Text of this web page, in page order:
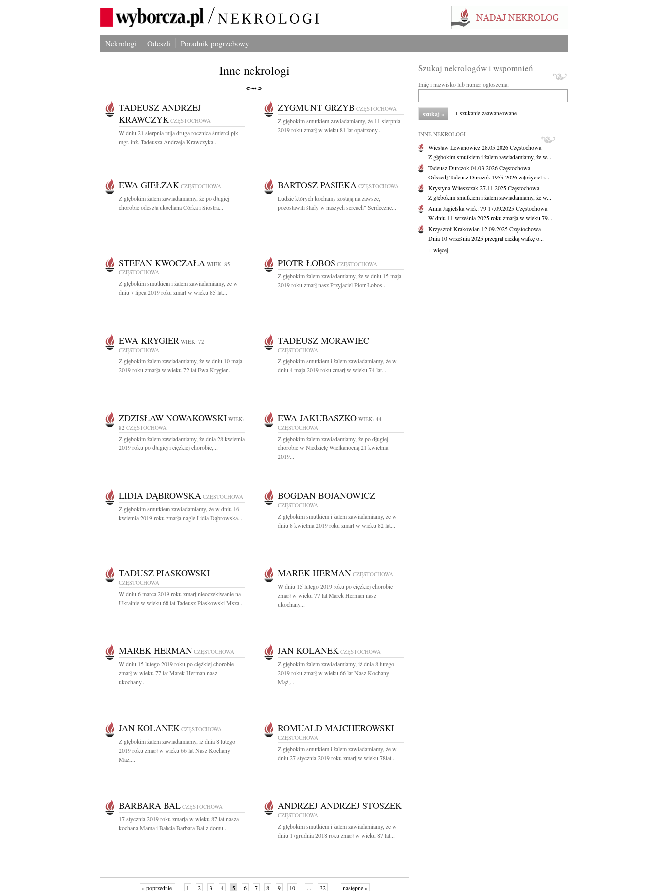
Nekrologi Odeszli Poradnik pogrzebowy
Inne nekrologi
TADEUSZ ANDRZEJ
KRAWCZYK CZĘSTOCHOWA
W dniu 21 sierpnia mija druga rocznica śmierci płk.
mgr. inż. Tadeusza Andrzeja Krawczyka...
ZYGMUNT GRZYB CZĘSTOCHOWA
Z głębokim smutkiem zawiadamiamy, że 11 sierpnia
2019 roku zmarł w wieku 81 lat opatrzony...
EWA GIEŁZAK CZĘSTOCHOWA
Z głębokim żalem zawiadamiamy, że po długiej
chorobie odeszła ukochana Córka i Siostra...
BARTOSZ PASIEKA CZĘSTOCHOWA
Ludzie których kochamy zostają na zawsze,
pozostawili ślady w naszych sercach" Serdeczne...
STEFAN KWOCZAŁA WIEK: 85
CZĘSTOCHOWA
Z głębokim smutkiem i żalem zawiadamiamy, że w
dniu 7 lipca 2019 roku zmarł w wieku 85 lat...
PIOTR ŁOBOS CZĘSTOCHOWA
Z głębokim żalem zawiadamiamy, że w dniu 15 maja
2019 roku zmarł nasz Przyjaciel Piotr Łobos...
EWA KRYGIER WIEK: 72
CZĘSTOCHOWA
Z głębokim żalem zawiadamiamy, że w dniu 10 maja
2019 roku zmarła w wieku 72 lat Ewa Krygier...
TADEUSZ MORAWIEC
CZĘSTOCHOWA
Z głębokim smutkiem i żalem zawiadamiamy, że w
dniu 4 maja 2019 roku zmarł w wieku 74 lat...
ZDZISŁAW NOWAKOWSKI WIEK:
82 CZĘSTOCHOWA
Z głębokim żalem zawiadamiamy, że dnia 28 kwietnia
2019 roku po długiej i ciężkiej chorobie,...
EWA JAKUBASZKO WIEK: 44
CZĘSTOCHOWA
Z głębokim żalem zawiadamiamy, że po długiej
chorobie w Niedzielę Wielkanocną 21 kwietnia
2019...
LIDIA DĄBROWSKA CZĘSTOCHOWA
Z głębokim smutkiem zawiadamiamy, że w dniu 16
kwietnia 2019 roku zmarła nagle Lidia Dąbrowska...
BOGDAN BOJANOWICZ
CZĘSTOCHOWA
Z głębokim smutkiem i żalem zawiadamiamy, że w
dniu 8 kwietnia 2019 roku zmarł w wieku 82 lat...
TADUSZ PIASKOWSKI
CZĘSTOCHOWA
W dniu 6 marca 2019 roku zmarł nieoczekiwanie na
Ukrainie w wieku 68 lat Tadeusz Piaskowski Msza...
MAREK HERMAN CZĘSTOCHOWA
W dniu 15 lutego 2019 roku po ciężkiej chorobie
zmarł w wieku 77 lat Marek Herman nasz
ukochany...
MAREK HERMAN CZĘSTOCHOWA
W dniu 15 lutego 2019 roku po ciężkiej chorobie
zmarł w wieku 77 lat Marek Herman nasz
ukochany...
JAN KOLANEK CZĘSTOCHOWA
Z głębokim żalem zawiadamiamy, iż dnia 8 lutego
2019 roku zmarł w wieku 66 lat Nasz Kochany
Mąż,...
JAN KOLANEK CZĘSTOCHOWA
Z głębokim żalem zawiadamiamy, iż dnia 8 lutego
2019 roku zmarł w wieku 66 lat Nasz Kochany
Mąż,...
ROMUALD MAJCHEROWSKI
CZĘSTOCHOWA
Z głębokim smutkiem i żalem zawiadamiamy, że w
dniu 27 stycznia 2019 roku zmarł w wieku 78lat...
BARBARA BAL CZĘSTOCHOWA
17 stycznia 2019 roku zmarła w wieku 87 lat nasza
kochana Mama i Babcia Barbara Bal z domu...
ANDRZEJ ANDRZEJ STOSZEK
CZĘSTOCHOWA
Z głębokim smutkiem i żalem zawiadamiamy, że w
dniu 17grudnia 2018 roku zmarł w wieku 87 lat...
« poprzednie 1 2 3 4 5 6 7 8 9 10 ... 32 następne »
Szukaj nekrologów i wspomnień
Imię i nazwisko lub numer ogłoszenia:
+ szukanie zaawansowane
INNE NEKROLOGI
Wiesław Lewanowicz28.05.2026Częstochowa
Z głębokim smutkiem i żalem zawiadamiamy, że w...
Tadeusz Durczok04.03.2026Częstochowa
Odszedł Tadeusz Durczok 1955-2026 założyciel i...
Krystyna Witeszczak27.11.2025Częstochowa
Z głębokim smutkiem i żalem zawiadamiamy, że w...
Anna Jagielskawiek: 79 17.09.2025Częstochowa
W dniu 11 września 2025 roku zmarła w wieku 79...
Krzysztof Krakowian 12.09.2025Częstochowa
Dnia 10 września 2025 przegrał ciężką walkę o...
+ więcej